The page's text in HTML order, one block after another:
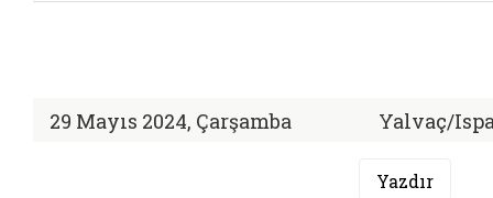
29 Mayıs 2024, Çarşamba Yalvaç/
Yazdır